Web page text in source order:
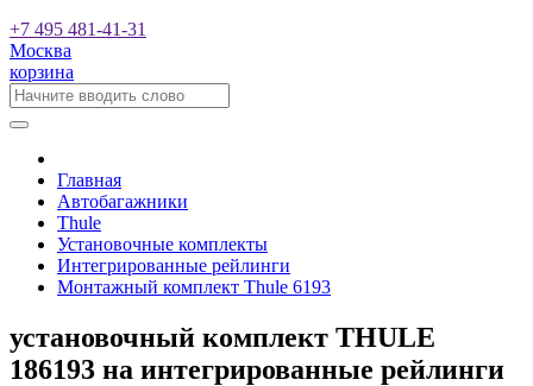
+7 495 481-41-31
Москва
корзина
Главная
Автобагажники
Thule
Установочные комплекты
Интегрированные рейлинги
Монтажный комплект Thule 6193
установочный комплект THULE
186193 на интегрированные рейлинги